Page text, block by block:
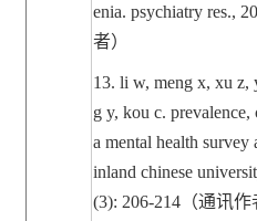
enia. psychiatry res.,
者）
13. li w, meng x, xu z,
g y, kou c. prevalence,
a mental health survey
inland chinese
(3): 206-214（通讯作